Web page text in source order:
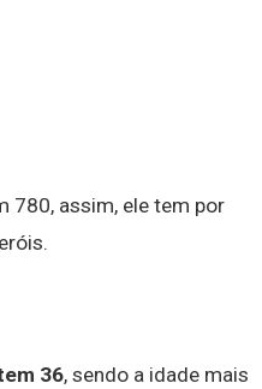
780, assim, ele tem por
36, sendo a idade mais